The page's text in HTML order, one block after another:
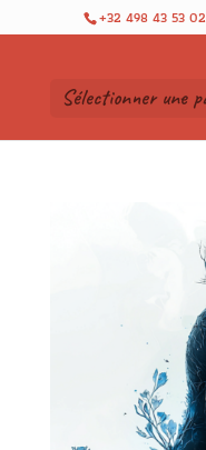
+32 498 43 53 02
Sélectionner une